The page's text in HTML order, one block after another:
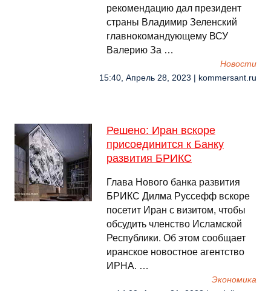
рекомендацию дал президент
страны Владимир Зеленский
главнокомандующему ВСУ
Валерию За …
Новости
15:40, Апрель 28, 2023 | kommersant.ru
Решено: Иран вскоре
присоединится к Банку
развития БРИКС
Глава Нового банка развития
БРИКС Дилма Руссефф вскоре
посетит Иран с визитом, чтобы
обсудить членство Исламской
Республики. Об этом сообщает
иранское новостное агентство
ИРНА. …
Экономика